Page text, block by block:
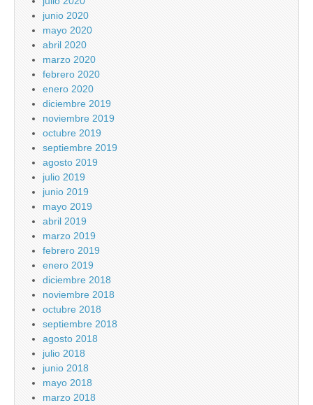
junio 2020
mayo 2020
abril 2020
marzo 2020
febrero 2020
enero 2020
diciembre 2019
noviembre 2019
octubre 2019
septiembre 2019
agosto 2019
julio 2019
junio 2019
mayo 2019
abril 2019
marzo 2019
febrero 2019
enero 2019
diciembre 2018
noviembre 2018
octubre 2018
septiembre 2018
agosto 2018
julio 2018
junio 2018
mayo 2018
marzo 2018